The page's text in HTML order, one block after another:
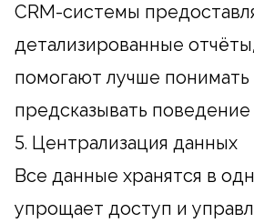
CRM-системы
детализированные
помогают лучше
предсказывать поведение
5. Централизация данных
Все данные хранятся в
упрощает доступ и